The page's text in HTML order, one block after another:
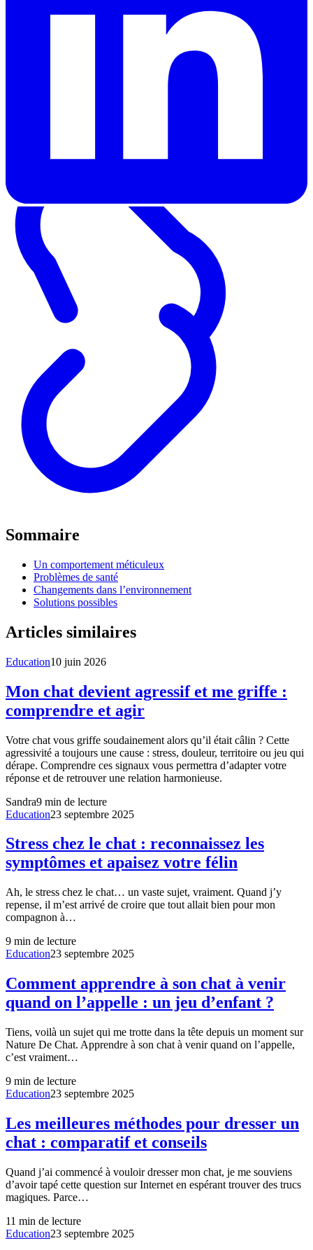
Sommaire
Un comportement méticuleux
Problèmes de santé
Changements dans l’environnement
Solutions possibles
Articles similaires
Education10 juin 2026
Mon chat devient agressif et me griffe :
comprendre et agir
Votre chat vous griffe soudainement alors qu’il était câlin ? Cette
agressivité a toujours une cause : stress, douleur, territoire ou jeu qui
dérape. Comprendre ces signaux vous permettra d’adapter votre
réponse et de retrouver une relation harmonieuse.
Sandra9 min de lecture
Education23 septembre 2025
Stress chez le chat : reconnaissez les
symptômes et apaisez votre félin
Ah, le stress chez le chat… un vaste sujet, vraiment. Quand j’y
repense, il m’est arrivé de croire que tout allait bien pour mon
compagnon à…
9 min de lecture
Education23 septembre 2025
Comment apprendre à son chat à venir
quand on l’appelle : un jeu d’enfant ?
Tiens, voilà un sujet qui me trotte dans la tête depuis un moment sur
Nature De Chat. Apprendre à son chat à venir quand on l’appelle,
c’est vraiment…
9 min de lecture
Education23 septembre 2025
Les meilleures méthodes pour dresser un
chat : comparatif et conseils
Quand j’ai commencé à vouloir dresser mon chat, je me souviens
d’avoir tapé cette question sur Internet en espérant trouver des trucs
magiques. Parce…
11 min de lecture
Education23 septembre 2025